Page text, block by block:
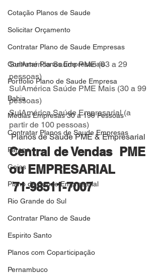
Cotação Planos de Saude
Solicitar Orçamento
Contratar Plano de Saude Empresas
Contratar Planos Empresariais
Portfolio Plano de Saude Empresa
Bahia
Medias Empresas 30 a 199 Pessoas
Contratar Planos de Saude Empresas
Parana
Goias
Plano de Saude Empresarial
Rio Grande do Sul
Contratar Plano de Saude
Espirito Santo
Planos com Coparticipação
Pernambuco
SulAmérica Saúde PME (03 a 29
pessoas)
SulAmérica Saúde PME Mais (30 a 99
pessoas)
SulAmérica Saúde Empresarial (a
partir de 100 pessoas)
Planos de Saude PME & Empresarial
Central de Vendas  PME
ou EMPRESARIAL
71-98511-7007